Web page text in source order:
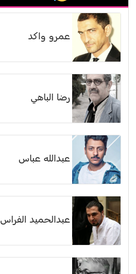
عمرو واكد
رضا الباهي
عبدالله عباس
عبدالحميد الفراس